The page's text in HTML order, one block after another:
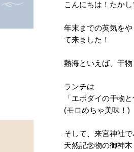
こんにちは！たか
年末までの英気を
て来ました！
熱海といえば、干
ランチは
「エボダイの干物
(モロめちゃ美味！)
そして、来宮神社
天然記念物の御神